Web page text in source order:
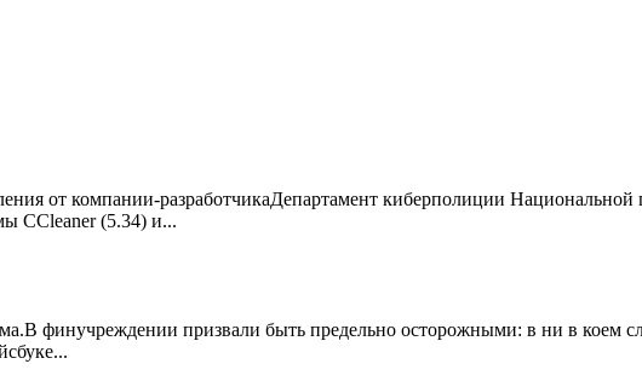
от компании-разработчикаДепартамент киберполиции
CCleaner (5.34) и...
финучреждении призвали быть предельно осторожными: в ни в коем